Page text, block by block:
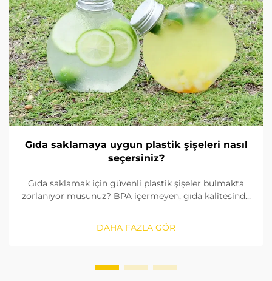
Gıda saklamaya uygun plastik şişeleri nasıl
seçersiniz?
Gıda saklamak için güvenli plastik şişeler bulmakta
zorlanıyor musunuz? BPA içermeyen, gıda kalitesinde
kontrol edeceğinizi ve doğru boyutu nasıl
seçeceğinizi öğrenin. FDA ve AB standartlarına
DAHA FAZLA GÖR